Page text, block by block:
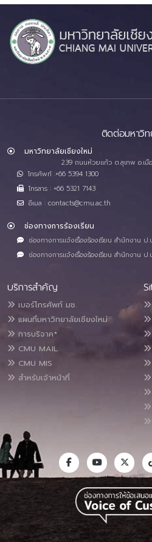
ติดต่อมหาวิ
มหาวิทยาลัยเชียงใหม่
239 ถนนห้วยแก้ว ต.สุเทพ อ.เมื
โทรศัพท์ :+66 5394 1300
โทรสาร : +66 5321 7143
อีเมล : contacts@cmu.ac.th
ช่องทางการร้องเรียน
ช่องทางการแจ้งเรื่องร้องเรียน สำนักงาน ป.
ช่องทางการแจ้งเรื่องร้องเรียน สำนักงาน ป.
บริการสำคัญ
เบอร์โทรศัพท์ มช.
แผนที่มหาวิทยาลัยเชียงใหม่
การบริจาค*
CMU MAIL
CMU MIS
สำหรับเจ้าหน้าที่